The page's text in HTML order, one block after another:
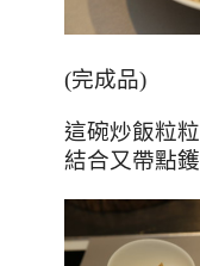
(完成品)
這碗炒飯粒
結合又帶點